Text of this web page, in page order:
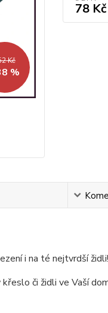
Kč
%
78 Kč
i na té nejtvrdší
či židli ve Vaší